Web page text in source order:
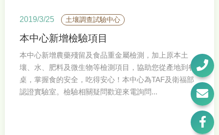
2019/3/25 土壤調查試驗中心
本中心新增檢驗項目
本中心新增農藥殘留及食品重金屬檢測，加上原本土
壤、水、肥料及微生物等檢測項目，協助您從產地到餐
桌，掌握食的安全，吃得安心！本中心為TAF及衛福部
認證實驗室。檢驗相關疑問歡迎來電詢問...